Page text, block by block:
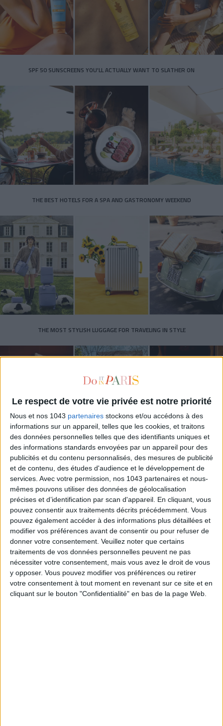
Le respect de votre vie privée est notre priorité
Nous et nos 1043 partenaires stockons et/ou accédons à des
informations sur un appareil, telles que les cookies, et traitons
des données personnelles telles que des identifiants uniques et
des informations standards envoyées par un appareil pour des
publicités et du contenu personnalisés, des mesures de publicité
et de contenu, des études d'audience et le développement de
services. Avec votre permission, nos 1043 partenaires et nous-
mêmes pouvons utiliser des données de géolocalisation
précises et d’identification par scan d'appareil. En cliquant, vous
pouvez consentir aux traitements décrits précédemment. Vous
pouvez également accéder à des informations plus détaillées et
modifier vos préférences avant de consentir ou pour refuser de
donner votre consentement. Veuillez noter que certains
traitements de vos données personnelles peuvent ne pas
nécessiter votre consentement, mais vous avez le droit de vous
y opposer. Vous pouvez modifier vos préférences ou retirer
votre consentement à tout moment en revenant sur ce site et en
cliquant sur le bouton "Confidentialité" en bas de la page Web.
SPF 50 SUNSCREENS YOU'LL ACTUALLY WANT TO SLATHER ON
THE BEST HOTELS FOR A SPA AND GASTRONOMY WEEKEND
THE MOST STYLISH LUGGAGE FOR TRAVELING IN STYLE
ÉLYSÉE - ÉTOILE: CHIC ADDRESSES TO REMEMBER
SUMMER JEWELRY THAT CAPTURES THE SEASON